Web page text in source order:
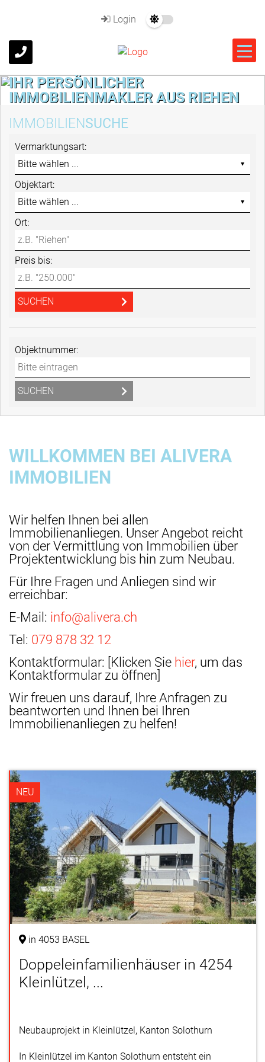
Login
IHR PERSÖNLICHER
IMMOBILIENMAKLER AUS RIEHEN
IMMOBILIENSUCHE
Vermarktungsart:
Objektart:
Ort:
Preis bis:
Objektnummer:
WILLKOMMEN BEI ALIVERA
IMMOBILIEN
Wir helfen Ihnen bei allen
Immobilienanliegen. Unser Angebot reicht
von der Vermittlung von Immobilien über
Projektentwicklung bis hin zum Neubau.
Für Ihre Fragen und Anliegen sind wir
erreichbar:
E-Mail: info@alivera.ch
Tel: 079 878 32 12
Kontaktformular: [Klicken Sie hier, um das
Kontaktformular zu öffnen]
Wir freuen uns darauf, Ihre Anfragen zu
beantworten und Ihnen bei Ihren
Immobilienanliegen zu helfen!
NEU
Doppeleinfamilienhäuser in 4254
Kleinlützel, ...
in 4053 BASEL
Neubauprojekt in Kleinlützel, Kanton Solothurn
In Kleinlützel im Kanton Solothurn entsteht ein